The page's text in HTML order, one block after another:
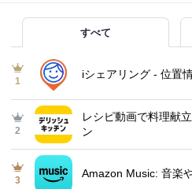
すべて
1
iシェアリング - 位置
2
レシピ動画で料理献
ン
3
Amazon Music: 音楽